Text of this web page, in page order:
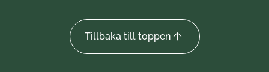
Tillbaka till toppen